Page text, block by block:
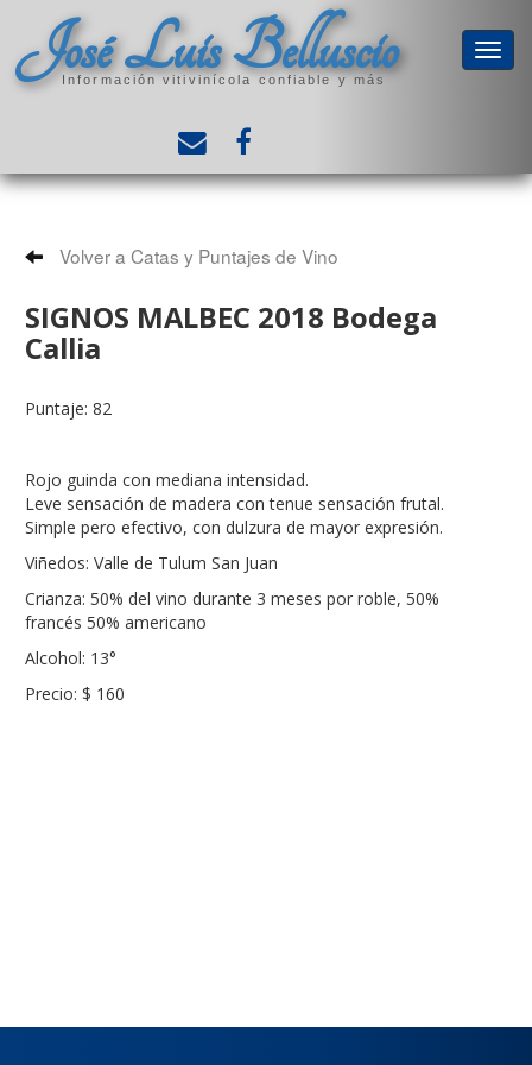
José Luis Belluscio
Información vitivinícola confiable y más
Volver a Catas y Puntajes de Vino
SIGNOS MALBEC 2018 Bodega
Callia
Puntaje: 82
Rojo guinda con mediana intensidad.
Leve sensación de madera con tenue sensación frutal.
Simple pero efectivo, con dulzura de mayor expresión.
Viñedos: Valle de Tulum San Juan
Crianza: 50% del vino durante 3 meses por roble, 50%
francés 50% americano
Alcohol: 13°
Precio: $ 160